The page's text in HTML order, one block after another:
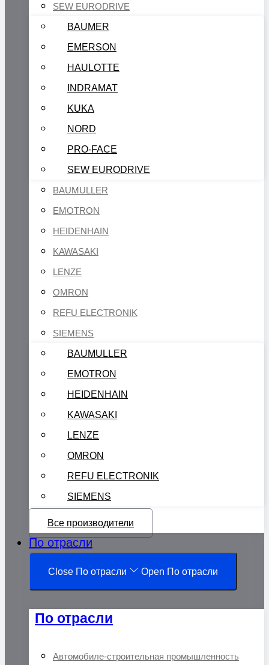
SEW EURODRIVE
BAUMER
EMERSON
HAULOTTE
INDRAMAT
KUKA
NORD
PRO-FACE
SEW EURODRIVE
BAUMULLER
EMOTRON
HEIDENHAIN
KAWASAKI
LENZE
OMRON
REFU ELECTRONIK
SIEMENS
BAUMULLER
EMOTRON
HEIDENHAIN
KAWASAKI
LENZE
OMRON
REFU ELECTRONIK
SIEMENS
Все производители
По отрасли
Close По отрасли Open По отрасли
По отрасли
Автомобиле-строительная промышленность